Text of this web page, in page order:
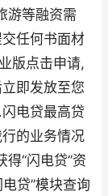
游等融资需
任何书面材
版点击申请,
即发放至您
电贷最高贷
的业务情况
得“闪电贷”资
贷”模块查询